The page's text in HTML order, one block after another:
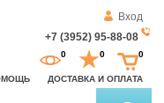
Вход
+7 (3952) 95-88-08
ДОСТАВКА И ОПЛАТА
0 0 0